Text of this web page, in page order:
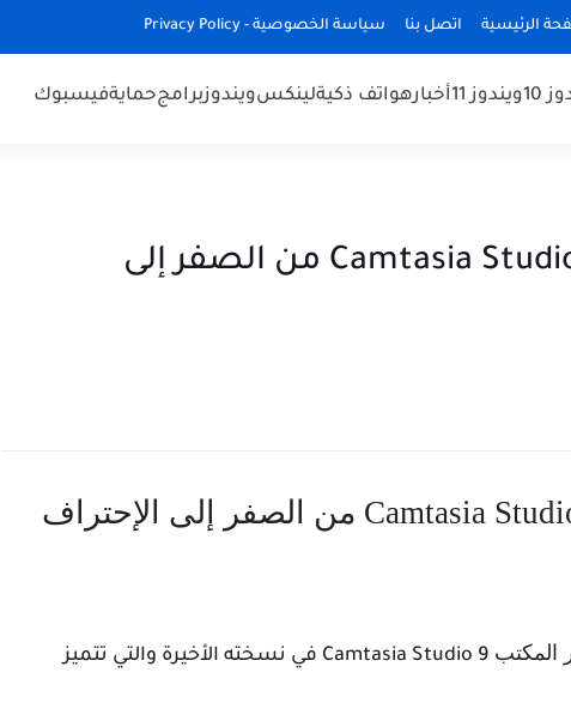
الرئيسية اتصل بنا سياسة الخصوصية - Privacy Policy
10 ويندوز 11 أخبارهواتف ذكيةلينكسويندوزبرامجحمايةفيسبوك
الشرح المفصل لبرنامج Camtasia Studio 9 من الصفر إلى
المكتب
Camtasia Studio 9 في نسخته الأخيرة والتي تتميز